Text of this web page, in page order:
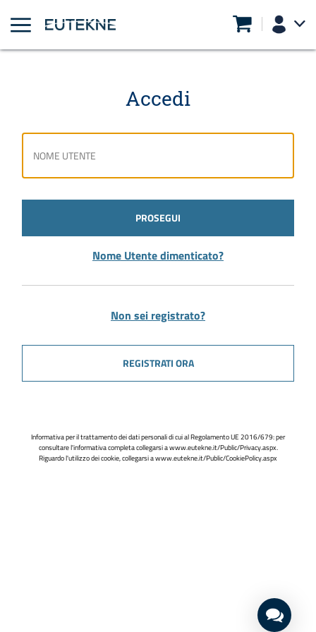
Accedi
PROSEGUI
Nome Utente dimenticato?
Non sei registrato?
REGISTRATI ORA
Informativa per il trattamento dei dati personali di cui al Regolamento UE 2016/679: per
consultare l'informativa completa collegarsi awww.eutekne.it/Public/Privacy.aspx.
Riguardo l'utilizzo dei cookie, collegarsi awww.eutekne.it/Public/CookiePolicy.aspx